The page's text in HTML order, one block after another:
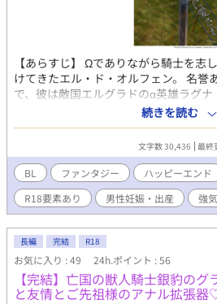
【あらすじ】 Ωでありながら騎士を志
けてきたエル・ド・オルフェン。 名誉
で、彼は敵国エルグラドのα英雄ラグナ
圧倒的な強さを誇る英雄は、剣を握る
われる。 その邂逅をきっかけに、エル
ず身体を重ねてしまう二人。 エルは
連れて行かれることになる。 やがて妊
の元から逃亡する。 差別と戦場から始
静かな幸福へと辿り着く―― これは、
を知り、自らの居場所と未来を掴み取
作品はオメガバース設定を含みます ※
娠・出産描写があります ※敵対関係か
開を含みますが、物語の最終的な方向
ハッピーエンドです ※差別表現・戦争
も物語上の演出です。 ※苦手な方は閲
続きを読む
文字数 30,436 最終
BL ファンタジー ハッピーエンド
R18要素あり
男性妊娠・出産 強
長編 完結 R18
お気に入り : 49 24h.ポイント : 56
【完結】亡国の獣人騎士銀豹の
と友情とご先祖様のアナル拡張